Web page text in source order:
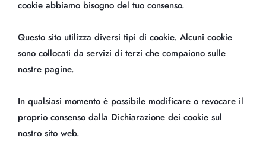
cookie abbiamo bisogno del tuo consenso.
Questo sito utilizza diversi tipi di cookie. Alcuni cookie
sono collocati da servizi di terzi che compaiono sulle
nostre pagine.
In qualsiasi momento è possibile modificare o revocare il
proprio consenso dalla Dichiarazione dei cookie sul
nostro sito web.